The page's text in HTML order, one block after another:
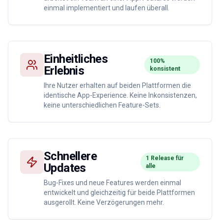
einmal implementiert und laufen überall.
Einheitliches
Erlebnis
100%
konsistent
Ihre Nutzer erhalten auf beiden Plattformen die
identische App-Experience. Keine Inkonsistenzen,
keine unterschiedlichen Feature-Sets.
Schnellere
Updates
1 Release für
alle
Bug-Fixes und neue Features werden einmal
entwickelt und gleichzeitig für beide Plattformen
ausgerollt. Keine Verzögerungen mehr.